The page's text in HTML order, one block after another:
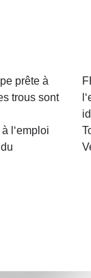
prête à
trous sont
l‘emploi